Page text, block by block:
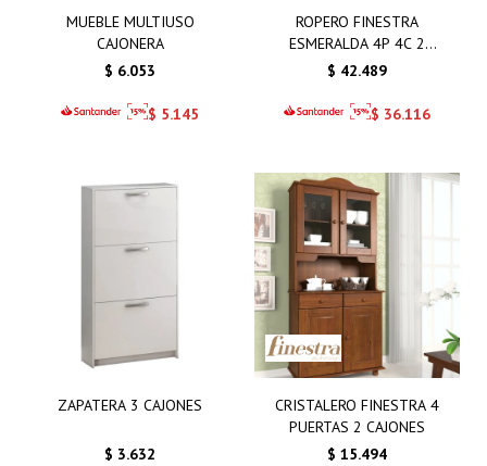
MUEBLE MULTIUSO
CAJONERA
$ 6.053
$ 5.145
ROPERO FINESTRA
ESMERALDA 4P 4C 2
ESPEJOS
$ 42.489
$ 36.116
ZAPATERA 3 CAJONES
$ 3.632
CRISTALERO FINESTRA 4
PUERTAS 2 CAJONES
$ 15.494